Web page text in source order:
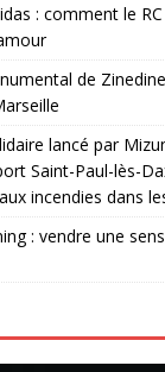
: comment le
de
lancé par
Saint-Paul-lès-
incendies dans
: vendre une